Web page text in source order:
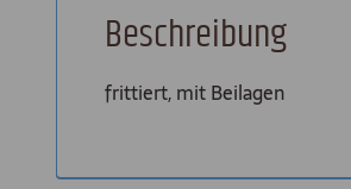
Beschreibung
frittiert, mit Beilagen